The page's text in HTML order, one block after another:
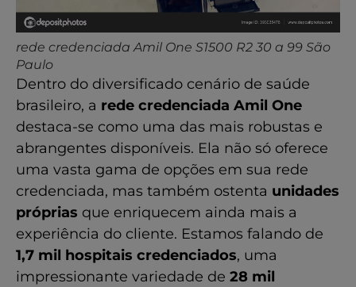
rede credenciada Amil One S1500 R2 30 a 99 São
Paulo
Dentro do diversificado cenário de saúde
brasileiro, a rede credenciada Amil One
destaca-se como uma das mais robustas e
abrangentes disponíveis. Ela não só oferece
uma vasta gama de opções em sua rede
credenciada, mas também ostenta unidades
próprias que enriquecem ainda mais a
experiência do cliente. Estamos falando de
1,7 mil hospitais credenciados, uma
impressionante variedade de 28 mil